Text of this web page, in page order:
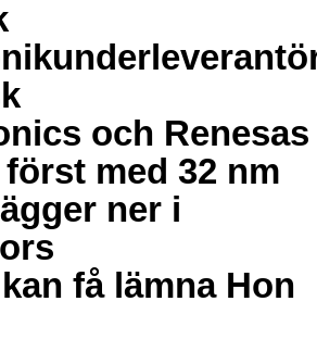
och Renesas
med 32 nm
ner i
få lämna Hon